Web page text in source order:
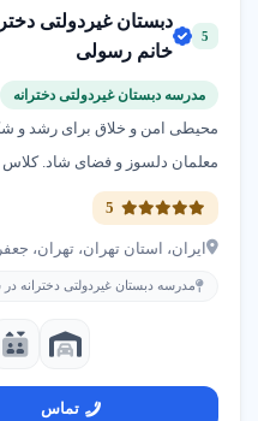
5
دبستان غیردولتی
خانم رسولی
مدرسه دبستان غیردولتی دخترانه
محیطی امن و خلاق برای رشد و
معلمان دلسوز و فضای شاد.
ایران، استان تهران، تهران، جعفری، منطقه ۲۰
مدرسه دبستان غیردولتی دخترانه
تماس